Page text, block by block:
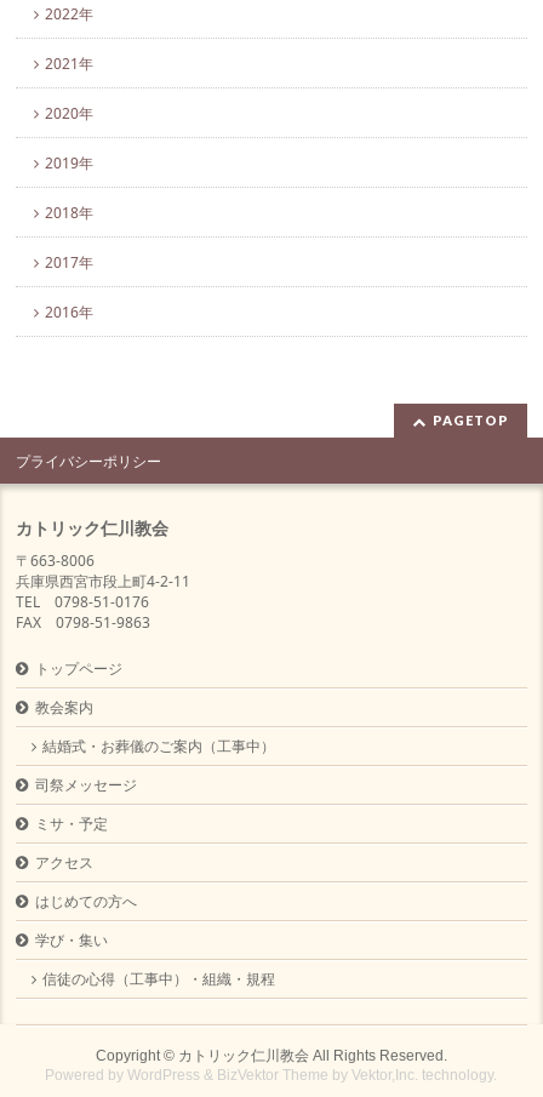
2022年
2021年
2020年
2019年
2018年
2017年
2016年
PAGETOP
プライバシーポリシー
カトリック仁川教会
〒663-8006
兵庫県西宮市段上町4-2-11
TEL 0798-51-0176
FAX 0798-51-9863
トップページ
教会案内
結婚式・お葬儀のご案内（工事中）
司祭メッセージ
ミサ・予定
アクセス
はじめての方へ
学び・集い
信徒の心得（工事中）・組織・規程
Copyright © カトリック仁川教会All Rights Reserved.
Powered byWordPress & BizVektor Theme byVektor,Inc. technology.